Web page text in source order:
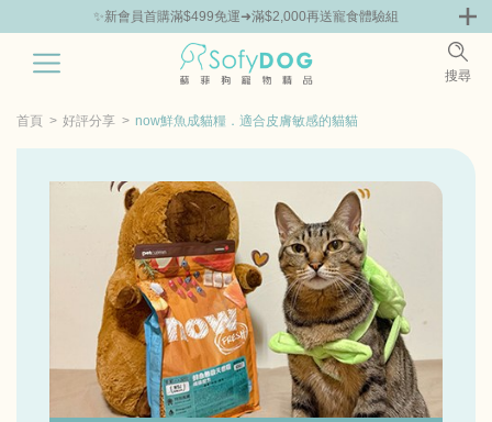
✨新會員首購滿$499免運➜滿$2,000再送寵食體驗組
搜尋
鮮 零食專區 飼料 | 凍乾優惠組 主食罐 | 餐包優惠
首頁 好評分享 now鮮魚成貓糧．適合皮膚敏感的貓貓